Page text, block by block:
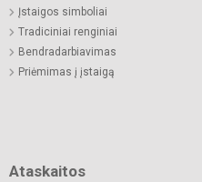
Įstaigos simboliai
Tradiciniai renginiai
Bendradarbiavimas
Priėmimas į įstaigą
Ataskaitos